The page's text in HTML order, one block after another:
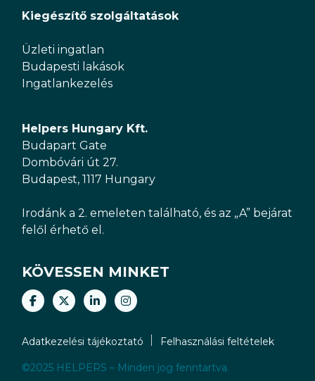
Kiegészítő szolgáltatások
Üzleti ingatlan
Budapesti lakások
Ingatlankezelés
Helpers Hungary Kft.
Budapart Gate
Dombóvári út 27.
Budapest, 1117 Hungary
Irodánk a 2. emeleten található, és az „A” bejárat
felől érhető el.
KÖVESSEN MINKET
Adatkezelési tájékoztató Felhasználási feltételek
©2025 HELPERS – Minden jog fenntartva.